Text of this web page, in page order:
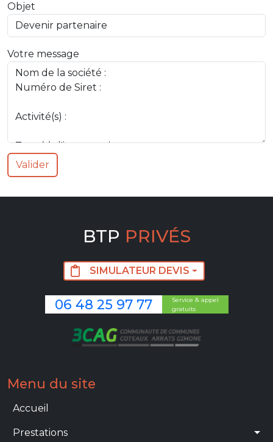
Objet
Votre message
BTP PRIVÉS
SIMULATEUR DEVIS
06 48 25 97 77
Service & appel
gratuits
Image
Menu du site
Main navigation
Accueil
Prestations